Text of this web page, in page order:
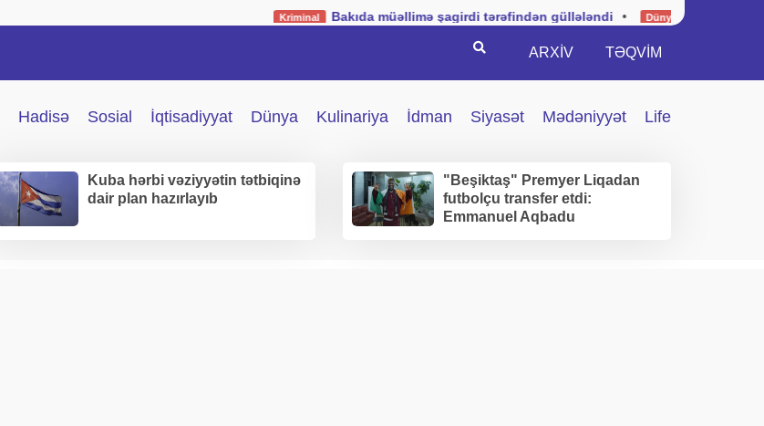
Bakıda müəllimə şagirdi tərəfindən güllələndi • Dünya Kuba hərbi vəziyyətin
Search ARXİV TƏQVIM
Hadisə Sosial İqtisadiyyat Dünya Kulinariya İdman Siyasət Mədəniyyət Life
Kuba hərbi vəziyyətin tətbiqinə
dair plan hazırlayıb
"Beşiktaş" Premyer Liqadan
futbolçu transfer etdi:
Emmanuel Aqbadu